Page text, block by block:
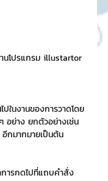
านโปรแกรม illustartor
ในงานของการวาดโดย
อย่าง ยกตัวอย่างเช่น
กมากมายเป็นต้น
ารกดไปที่แถบคำสั่ง